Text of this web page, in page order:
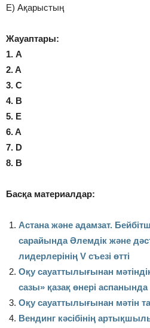
E) Ақарыстың
Жауаптары:
1. A
2. A
3. C
4. B
5. E
6. A
7. D
8. B
Басқа материалдар:
Астана және адамзат.
сарайында Әлемдік және
лидерлерінің V съезі өтті
Оқу сауаттылығынан
сазы» қазақ өнері аспанында
Оқу сауаттылығынан мәтін
Вендинг кәсібінің